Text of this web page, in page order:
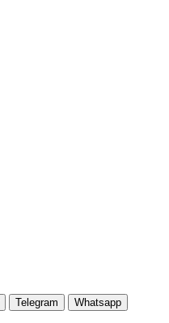
Telegram Whatsapp